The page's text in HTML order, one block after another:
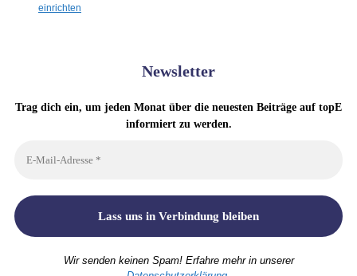
einrichten
Newsletter
Trag dich ein, um jeden Monat über die neuesten Beiträge auf topE
informiert zu werden.
Wir senden keinen Spam! Erfahre mehr in unserer